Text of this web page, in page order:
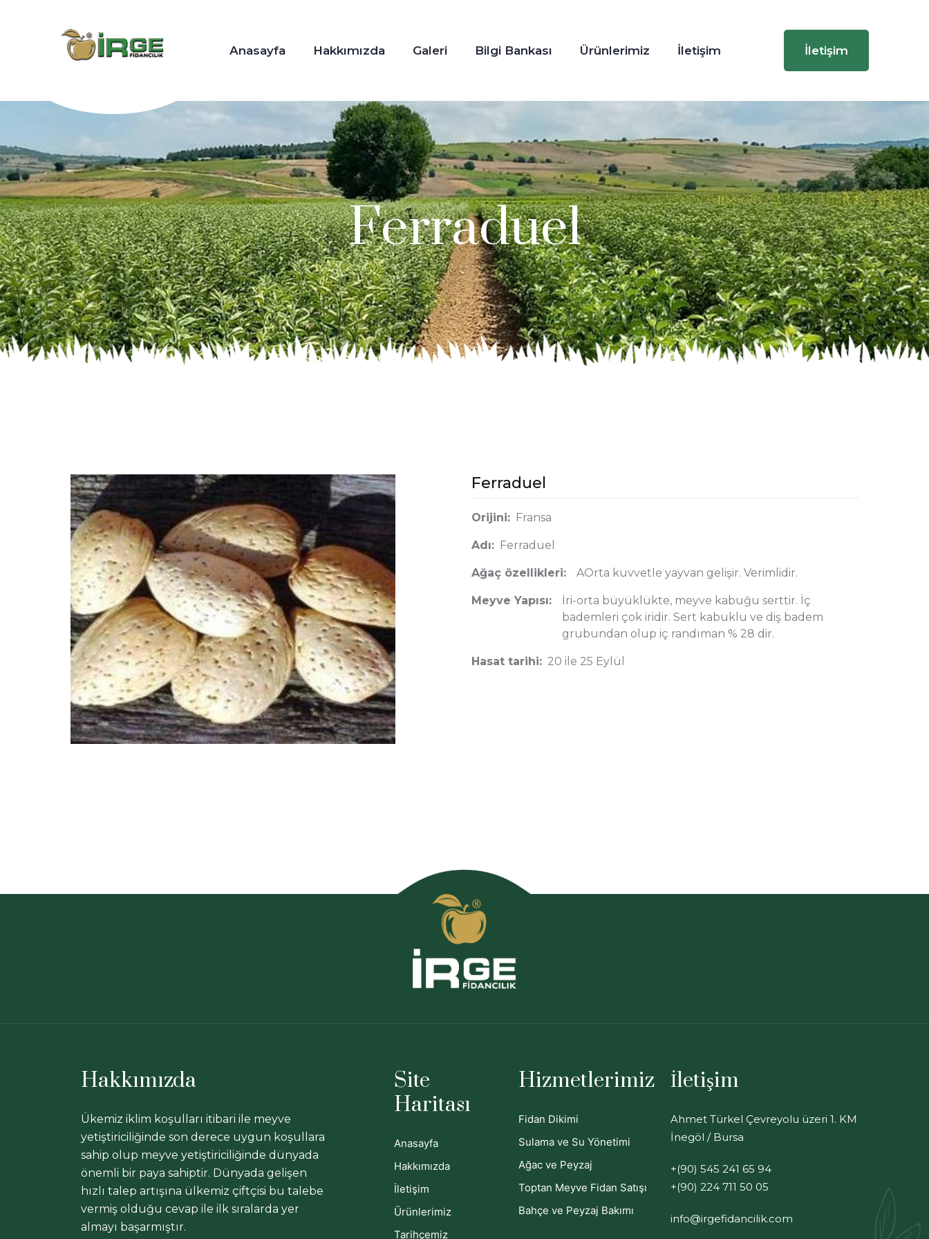
Anasayfa Hakkımızda Galeri Bilgi Bankası Ürünlerimiz İletişim İletişim
Ferraduel
Ferraduel
Orijini: Fransa
Adı: Ferraduel
Ağaç özellikleri: AOrta kuvvetle yayvan gelişir. Verimlidir.
Meyve Yapısı:
İri-orta büyüklükte, meyve kabuğu serttir. İç
bademleri çok iridir. Sert kabuklu ve diş badem
grubundan olup iç randıman % 28 dir.
Hasat tarihi: 20 ile 25 Eylül
Hakkımızda
Ükemiz iklim koşulları itibari ile meyve
yetiştiriciliğinde son derece uygun koşullara
sahip olup meyve yetiştiriciliğinde dünyada
önemli bir paya sahiptir. Dünyada gelişen
hızlı talep artışına ülkemiz çiftçisi bu talebe
vermiş olduğu cevap ile ilk sıralarda yer
almayı başarmıştır.
Site
Haritası
Anasayfa
Hakkımızda
İletişim
Ürünlerimiz
Tarihçemiz
Hizmetlerimiz
Fidan Dikimi
Sulama ve Su Yönetimi
Ağac ve Peyzaj
Toptan Meyve Fidan Satışı
Bahçe ve Peyzaj Bakımı
İletişim
Ahmet Türkel Çevreyolu üzeri 1. KM
İnegöl / Bursa
+(90) 545 241 65 94
+(90) 224 711 50 05
info@irgefidancilik.com